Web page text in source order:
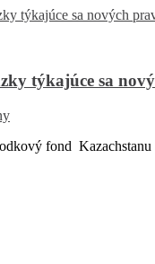
týkajúce sa
fond Kazachstanu